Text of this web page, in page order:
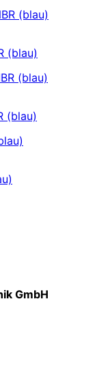
(blau)
(blau)
GmbH